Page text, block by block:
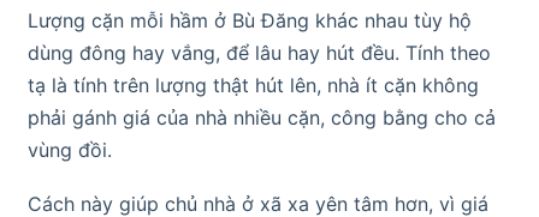
Lượng cặn mỗi hầm ở Bù Đăng khác nhau tùy hộ
dùng đông hay vắng, để lâu hay hút đều. Tính theo
tạ là tính trên lượng thật hút lên, nhà ít cặn không
phải gánh giá của nhà nhiều cặn, công bằng cho cả
vùng đồi.
Cách này giúp chủ nhà ở xã xa yên tâm hơn, vì giá